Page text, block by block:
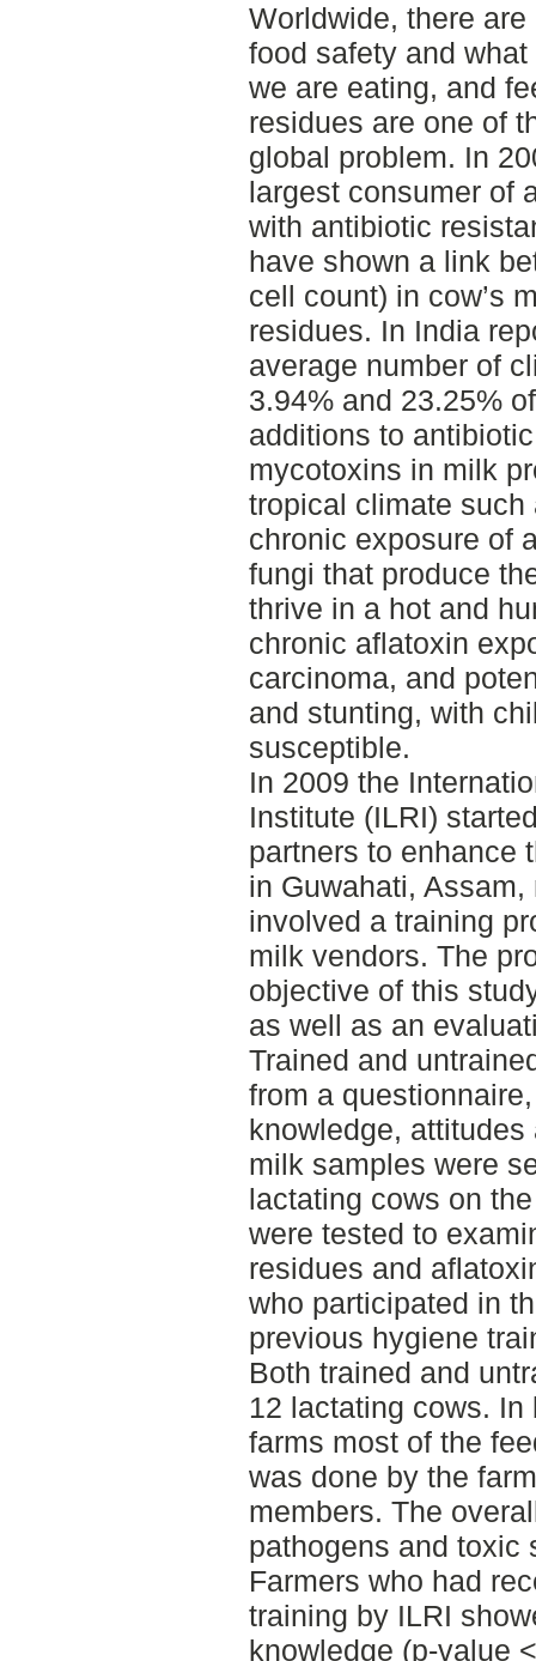
Worldwide, there
food safety and
we are eating, and
residues are one of
global problem. In
largest consumer of
with antibiotic
have shown a link
cell count) in cow’s
residues. In India
average number of
3.94% and 23.25%
additions to
mycotoxins in milk
tropical climate
chronic exposure of
fungi that produce
thrive in a hot and
chronic aflatoxin
carcinoma, and
and stunting, with
susceptible.
In 2009 the
Institute (ILRI)
partners to enhance
in Guwahati,
involved a training
milk vendors. The
objective of this
as well as an
Trained and
from a
knowledge,
milk samples were
lactating cows on
were tested to
residues and
who participated in
previous hygiene
Both trained and
12 lactating cows.
farms most of the
was done by the
members. The
pathogens and toxic
Farmers who had
training by ILRI
knowledge (p-value